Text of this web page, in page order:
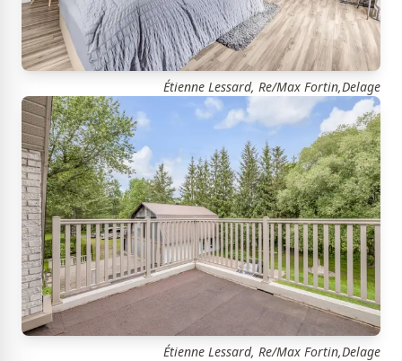
Étienne Lessard, Re/Max Fortin,Delage
Étienne Lessard, Re/Max Fortin,Delage